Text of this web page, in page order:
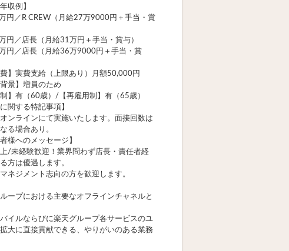
収例】
円／R CREW（月給27万9000円＋手当・賞
円／店長（月給31万円＋手当・賞与）
円／店長（月給36万9000円＋手当・賞
費】実費支給（上限あり）月額50,000円
背景】増員のため
制】有（60歳）/【再雇用制】有（65歳）
に関する特記事項】
ンラインにて実施いたします。面接回数は
る場合あり。
者様へのメッセージ】
/未経験歓迎！業界問わず店長・責任者経
方は優遇します。
ネジメント志向の方を歓迎します。
ープにおける主要なオフラインチャネルと
イルならびに楽天グループ各サービスのユ
大に直接貢献できる、やりがいのある業務